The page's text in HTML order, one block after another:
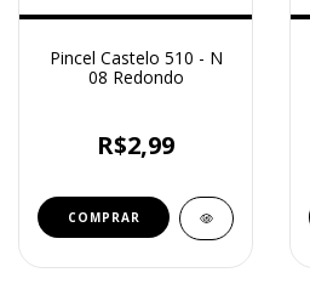
Pincel Castelo 510 - N
08 Redondo
R$2,99